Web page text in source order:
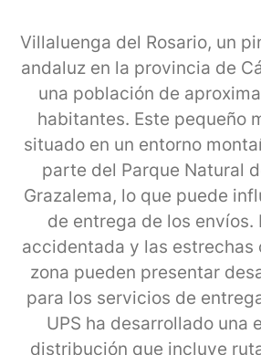
Villaluenga del Rosario, un
andaluz en la provincia de
una población de
habitantes. Este pequeño
situado en un entorno
parte del Parque Natural
Grazalema, lo que puede
de entrega de los envíos.
accidentada y las estrechas
zona pueden presentar
para los servicios de
UPS ha desarrollado una
distribución que incluye